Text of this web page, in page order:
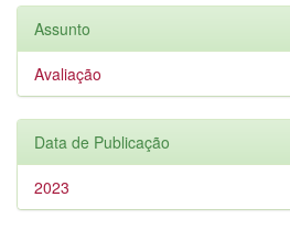
Assunto
Avaliação
Data de Publicação
2023